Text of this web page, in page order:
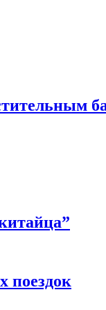
поездок